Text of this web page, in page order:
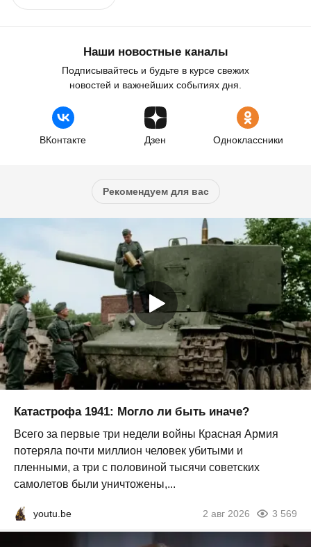
Наши новостные каналы
Подписывайтесь и будьте в курсе свежих
новостей и важнейших событиях дня.
ВКонтакте Дзен Одноклассники
Рекомендуем для вас
Катастрофа 1941: Могло ли быть иначе?
Всего за первые три недели войны Красная Армия
потеряла почти миллион человек убитыми и
пленными, а три с половиной тысячи советских
самолетов были уничтожены,...
youtu.be 2 авг 2026 3 569